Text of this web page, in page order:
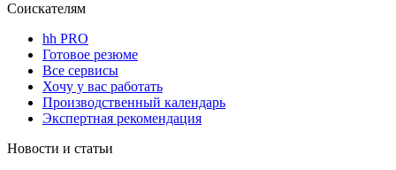
Соискателям
hh PRO
Готовое резюме
Все сервисы
Хочу у вас работать
Производственный календарь
Экспертная рекомендация
Новости и статьи